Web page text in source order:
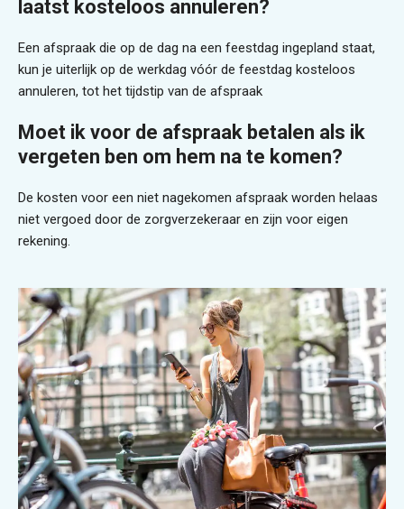
laatst kosteloos annuleren?
Een afspraak die op de dag na een feestdag ingepland staat,
kun je uiterlijk op de werkdag vóór de feestdag kosteloos
annuleren, tot het tijdstip van de afspraak
Moet ik voor de afspraak betalen als ik
vergeten ben om hem na te komen?
De kosten voor een niet nagekomen afspraak worden helaas
niet vergoed door de zorgverzekeraar en zijn voor eigen
rekening.